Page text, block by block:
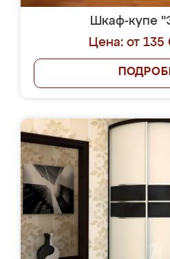
Шкаф-купе
Цена: от 135